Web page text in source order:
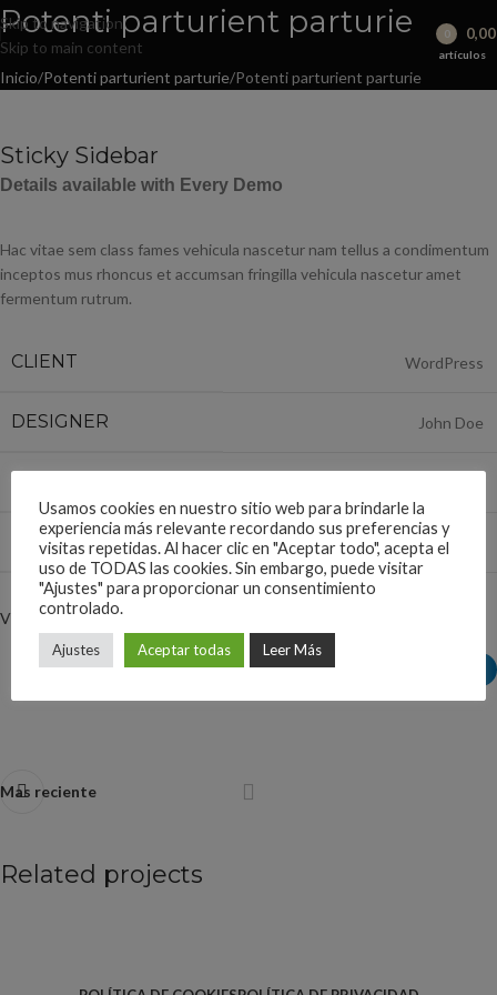
Skip to navigation
Skip to main content
0
artículos
Potenti parturient parturie
Inicio Potenti parturient parturie Potenti parturient parturie
Sticky Sidebar
Details available with Every Demo
Hac vitae sem class fames vehicula nascetur nam tellus a condimentum
inceptos mus rhoncus et accumsan fringilla vehicula nascetur amet
fermentum rutrum.
CLIENT WordPress
DESIGNER John Doe
WEBSITE xtemos.com/wood
View Project
Mas reciente
Related projects
Usamos cookies en nuestro sitio web para brindarle la
experiencia más relevante recordando sus preferencias y
visitas repetidas. Al hacer clic en "Aceptar todo", acepta el
uso de TODAS las cookies. Sin embargo, puede visitar
"Ajustes" para proporcionar un consentimiento
controlado.
Ajustes Aceptar todas Leer Más